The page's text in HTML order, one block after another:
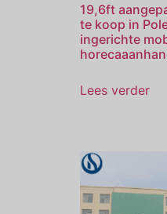
19,6ft
te koop in
ingerichte
Lees verder